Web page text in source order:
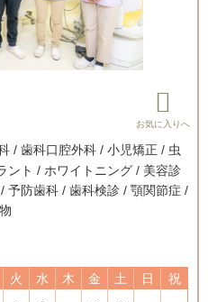
/ 歯科口腔外科 / 小児矯正 / 虫
ント / ホワイトニング / 美容診
予防歯科 / 歯科検診 / 顎関節症 /
火 水 木 金 土 日
祝